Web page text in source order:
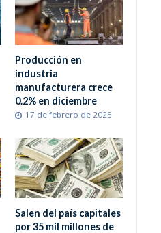
Producción en
industria
manufacturera crece
0.2% en diciembre
17 de febrero de 2025
Salen del país capitales
por 35 mil millones de